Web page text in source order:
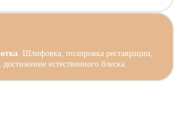
. Шлифовка, полировка реставрации,
естественного блеска.